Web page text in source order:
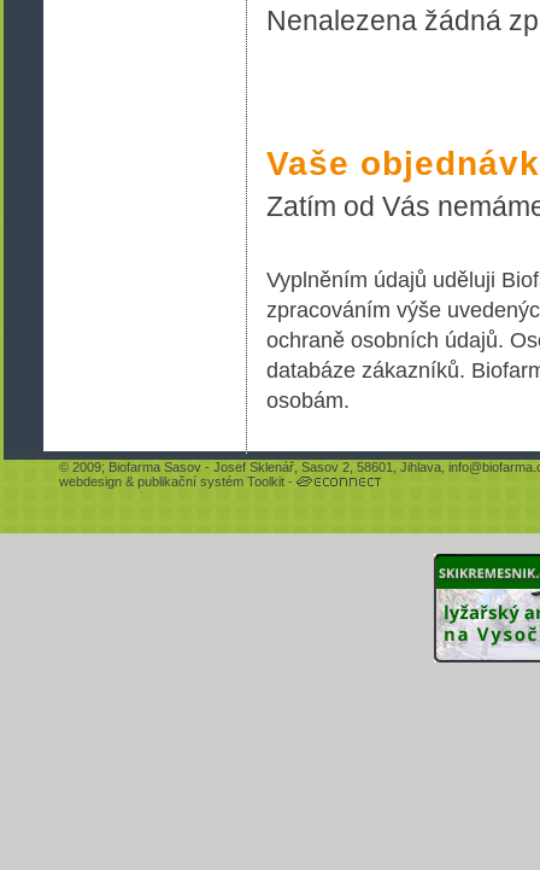
Nenalezena žádná
Vaše
Zatím od Vás
Vyplněním údajů uděluji
zpracováním výše
ochraně osobních údajů.
databáze zákazníků.
osobám.
© 2009; Biofarma Sasov - Josef Sklenář, Sasov 2, 58601, Jihlava,
webdesign & publikační systém Toolkit -